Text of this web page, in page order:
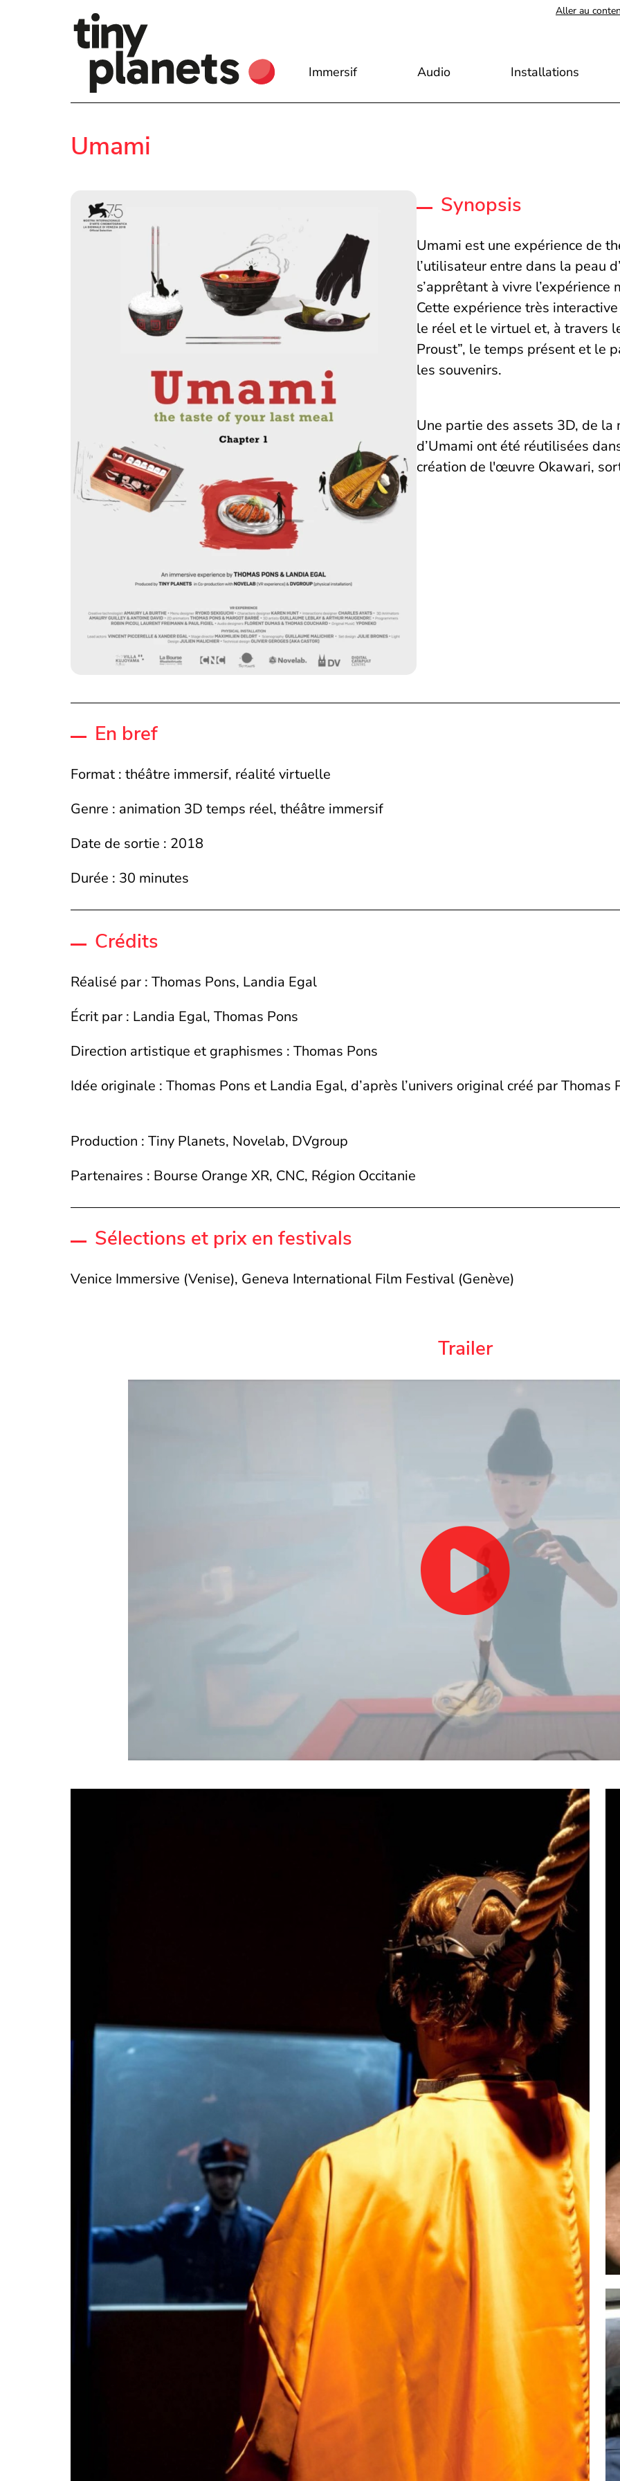
Aller au
Immersif Audio Installations
Umami
Synopsis
Umami est une expérience de
l’utilisateur entre dans la peau
s’apprêtant à vivre
Cette expérience très
le réel et le virtuel et, à travers
Proust”, le temps présent et le
les souvenirs.
Une partie des assets 3D, de
d’Umami ont été réutilisées
création de l'œuvre Okawari,
En bref
Format : théâtre immersif, réalité virtuelle
Genre : animation 3D temps réel, théâtre immersif
Date de sortie : 2018
Durée : 30 minutes
Crédits
Réalisé par : Thomas Pons, Landia Egal
Écrit par : Landia Egal, Thomas Pons
Direction artistique et graphismes : Thomas Pons
Idée originale : Thomas Pons et Landia Egal, d’après l’univers original créé par Thomas
Production : Tiny Planets, Novelab, DVgroup
Partenaires : Bourse Orange XR, CNC, Région Occitanie
Sélections et prix en festivals
Venice Immersive (Venise), Geneva International Film Festival (Genève)
Trailer